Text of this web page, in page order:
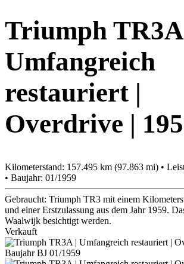
Triumph
Umfangreich
restauriert |
Overdrive |
Kilometerstand: 157.495 km (97.863 mi) •
• Baujahr: 01/1959
Gebraucht: Triumph TR3 mit einem
und einer Erstzulassung aus dem Jahr 1959.
Waalwijk besichtigt werden.
Verkauft